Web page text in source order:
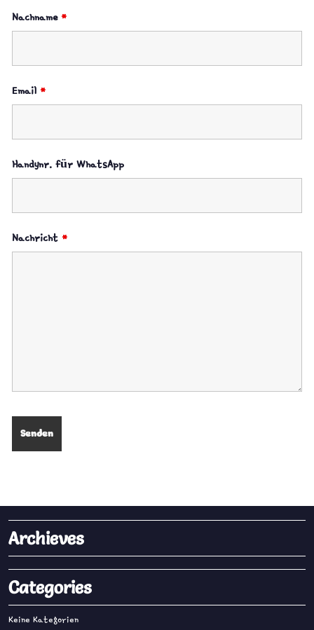
Nachname *
Email *
Handynr. für WhatsApp
Nachricht *
Archieves
Categories
Keine Kategorien